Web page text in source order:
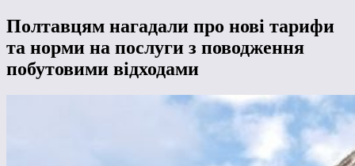
Полтавцям нагадали про нові тарифи
та норми на послуги з поводження
побутовими відходами